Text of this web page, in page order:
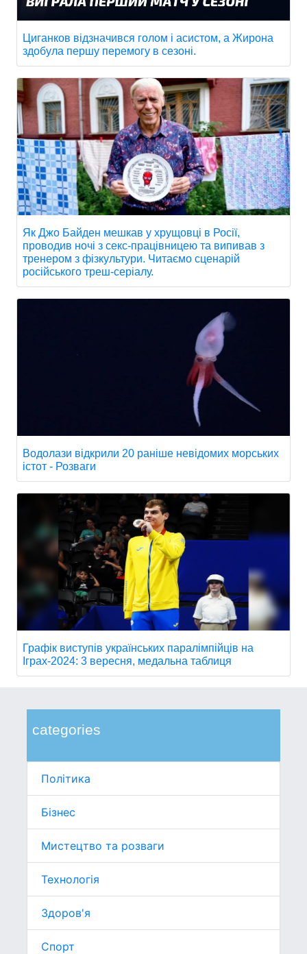
categories
Політика
Бізнес
Мистецтво та розваги
Технологія
Здоров'я
Спорт
Циганков відзначився голом і асистом, а Жирона
здобула першу перемогу в сезоні.
Як Джо Байден мешкав у хрущовці в Росії,
проводив ночі з секс-працівницею та випивав з
тренером з фізкультури. Читаємо сценарій
російського треш-серіалу.
Водолази відкрили 20 раніше невідомих морських
істот - Розваги
Графік виступів українських паралімпійців на
Іграх-2024: 3 вересня, медальна таблиця